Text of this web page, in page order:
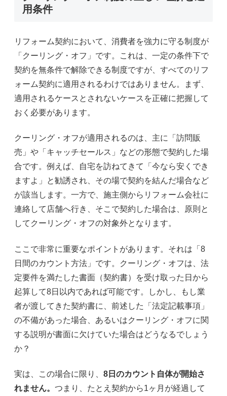
用条件
リフォーム契約において、消費者を強力に守る制度が
「クーリング・オフ」です。これは、一定の条件下で
契約を無条件で解除できる制度ですが、すべてのリフ
ォーム契約に適用されるわけではありません。まず、
適用されるケースとされないケースを正確に把握して
おく必要があります。
クーリング・オフが適用されるのは、主に「訪問販
売」や「キャッチセールス」などの形態で契約した場
合です。例えば、自宅を訪ねてきて「今なら安くでき
ますよ」と勧誘され、その場で契約を結んだ場合など
が該当します。一方で、施主側からリフォーム会社に
連絡して店舗へ行き、そこで契約した場合は、原則と
してクーリング・オフの対象外となります。
ここで非常に重要なポイントがあります。それは「8
日間のカウント方法」です。クーリング・オフは、法
定要件を満たした書面（契約書）を受け取った日から
起算して8日以内であれば可能です。しかし、もし業
者が渡してきた契約書に、前述した「法定記載事項」
の不備があった場合、あるいはクーリング・オフに関
する説明が書面に欠けていた場合はどうなるでしょう
か？
実は、この場合に限り、 8日のカウント自体が開始さ
れません。 つまり、たとえ契約から1ヶ月が経過して